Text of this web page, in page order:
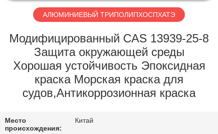
ЭКСКУРСИЯ
ЗАВОДУ
КОНТРОЛЬ
АЛЮМИНИЕВЫЙ ТРИПОЛИПХОСПХАТЭ
Модифицированный CAS 13939-25-8
Защита окружающей среды
Хорошая устойчивость Эпоксидная
краска Морская краска для
судов,Антикоррозионная краска
Место
происхождения:
Китай